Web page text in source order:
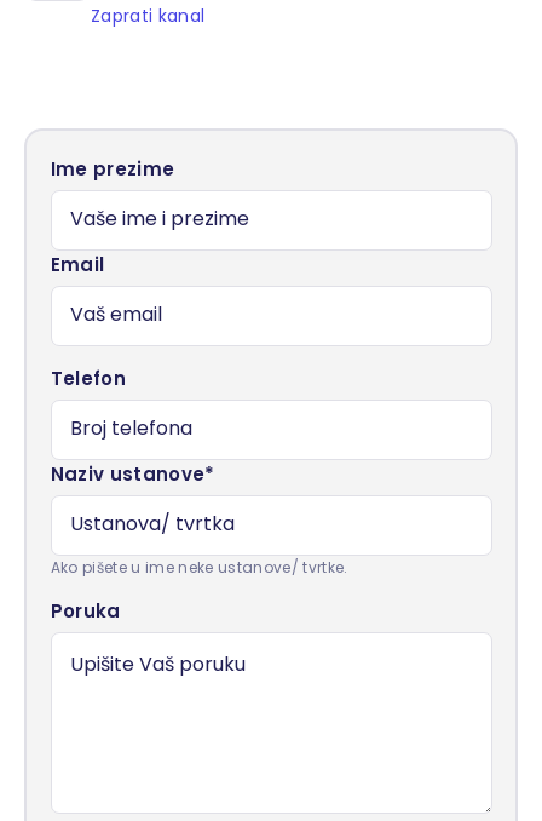
Zaprati kanal
Ime prezime
Email
Telefon
Naziv ustanove*
Ako pišete u ime neke ustanove/ tvrtke.
Poruka